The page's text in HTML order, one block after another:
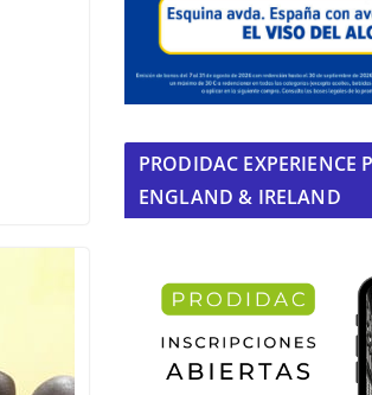
PRODIDAC EXPERIENCE
ENGLAND & IRELAND